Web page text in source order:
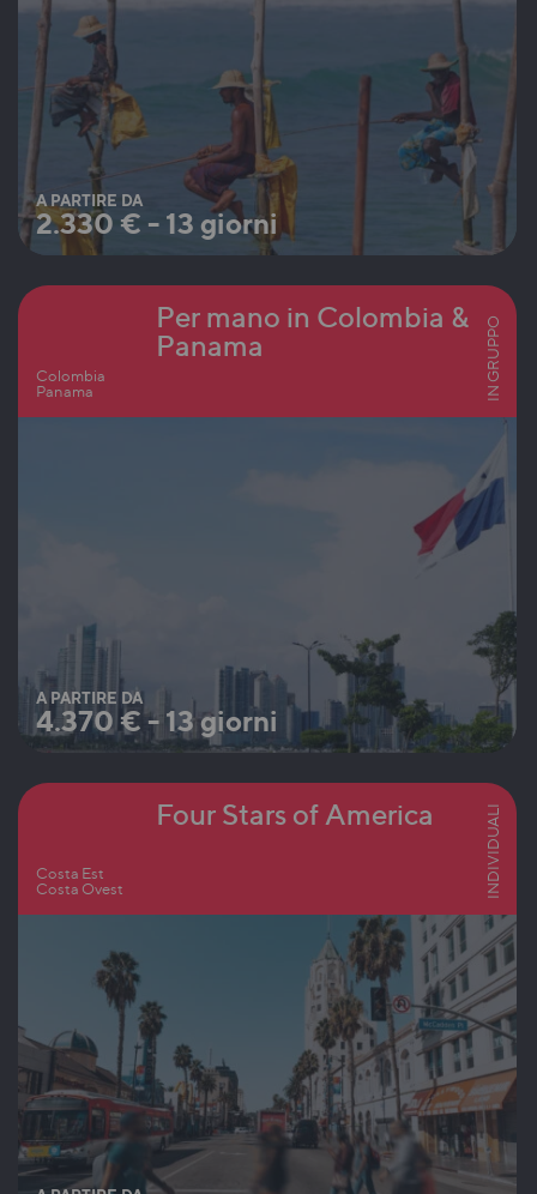
A PARTIRE DA
2.330 € - 13 giorni
Colombia
Panama
Per mano in Colombia &
Panama
IN GRUPPO
A PARTIRE DA
4.370 €- 13 giorni
Costa Est
Costa Ovest
Four Stars of America INDIVIDUALI